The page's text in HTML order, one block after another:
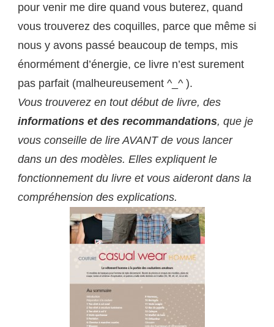
pour venir me dire quand vous buterez, quand
vous trouverez des coquilles, parce que même si
nous y avons passé beaucoup de temps, mis
énormément d’énergie, ce livre n’est surement
pas parfait (malheureusement ^_^ ).
Vous trouverez en tout début de livre, des
informations et des recommandations, que je
vous conseille de lire AVANT de vous lancer
dans un des modèles. Elles expliquent le
fonctionnement du livre et vous aideront dans la
compréhension des explications.